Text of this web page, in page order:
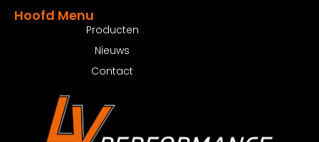
Hoofd Menu
Producten
Nieuws
Contact